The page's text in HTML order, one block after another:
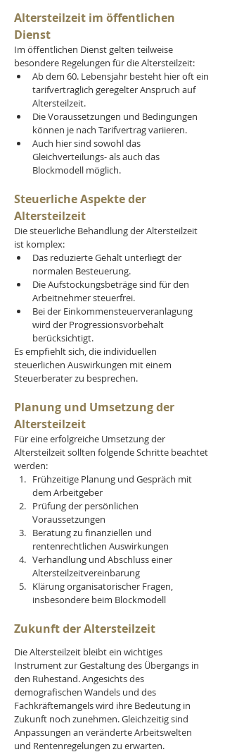
Altersteilzeit im öffentlichen
Dienst
Im öffentlichen Dienst gelten teilweise
besondere Regelungen für die Altersteilzeit:
Ab dem 60. Lebensjahr besteht hier oft ein
tarifvertraglich geregelter Anspruch auf
Altersteilzeit.
Die Voraussetzungen und Bedingungen
können je nach Tarifvertrag variieren.
Auch hier sind sowohl das
Gleichverteilungs- als auch das
Blockmodell möglich.
Steuerliche Aspekte der
Altersteilzeit
Die steuerliche Behandlung der Altersteilzeit
ist komplex:
Das reduzierte Gehalt unterliegt der
normalen Besteuerung.
Die Aufstockungsbeträge sind für den
Arbeitnehmer steuerfrei.
Bei der Einkommensteuerveranlagung
wird der Progressionsvorbehalt
berücksichtigt.
Es empfiehlt sich, die individuellen
steuerlichen Auswirkungen mit einem
Steuerberater zu besprechen.
Planung und Umsetzung der
Altersteilzeit
Für eine erfolgreiche Umsetzung der
Altersteilzeit sollten folgende Schritte beachtet
werden:
Frühzeitige Planung und Gespräch mit
dem Arbeitgeber
Prüfung der persönlichen
Voraussetzungen
Beratung zu finanziellen und
rentenrechtlichen Auswirkungen
Verhandlung und Abschluss einer
Altersteilzeitvereinbarung
Klärung organisatorischer Fragen,
insbesondere beim Blockmodell
Zukunft der Altersteilzeit
Die Altersteilzeit bleibt ein wichtiges
Instrument zur Gestaltung des Übergangs in
den Ruhestand. Angesichts des
demografischen Wandels und des
Fachkräftemangels wird ihre Bedeutung in
Zukunft noch zunehmen. Gleichzeitig sind
Anpassungen an veränderte Arbeitswelten
und Rentenregelungen zu erwarten.